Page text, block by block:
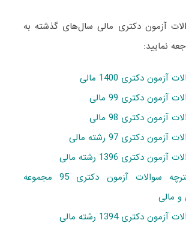
آزمون دکتری مالی سال‌های گذشته به
نمایید:
آزمون دکتری 1400 مالی
آزمون دکتری 99 مالی
آزمون دکتری 98 مالی
دکتری 97 رشته مالی
دکتری 1396 رشته مالی
دانلود دفترچه سوالات آزمون دکتری 95 مجموعه
مالی
دکتری 1394 رشته مالی